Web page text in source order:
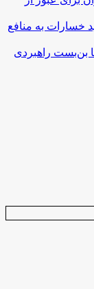
خسارات به منافع
بن‌بست راهبردی